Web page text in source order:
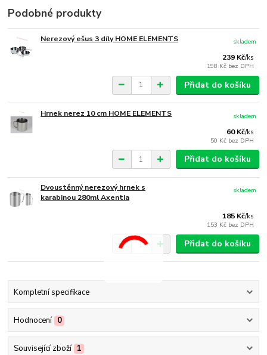
Podobné produkty
Nerezový ešus 3 díly HOME ELEMENTS
239 Kč/ks
198 Kč bez DPH
skladem
Přidat do košíku
Hrnek nerez 10 cm HOME ELEMENTS
60 Kč/ks
50 Kč bez DPH
skladem
Přidat do košíku
Dvoustěnný nerezový hrnek s
karabinou 280ml Axentia
185 Kč/ks
153 Kč bez DPH
skladem
Přidat do košíku
Kompletní specifikace
Hodnocení 0
Související zboží 1